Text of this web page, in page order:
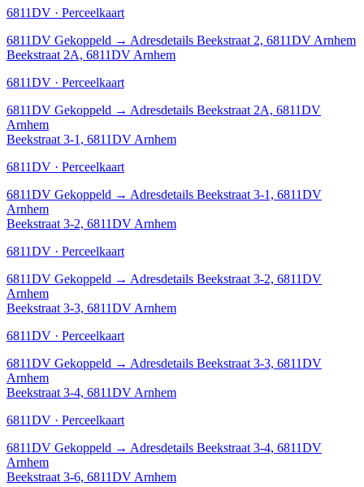
6811DV · Perceelkaart
6811DV Gekoppeld → Adresdetails Beekstraat 2, 6811DV Arnhem
Beekstraat 2A, 6811DV Arnhem
6811DV · Perceelkaart
6811DV Gekoppeld → Adresdetails Beekstraat 2A, 6811DV
Arnhem
Beekstraat 3-1, 6811DV Arnhem
6811DV · Perceelkaart
6811DV Gekoppeld → Adresdetails Beekstraat 3-1, 6811DV
Arnhem
Beekstraat 3-2, 6811DV Arnhem
6811DV · Perceelkaart
6811DV Gekoppeld → Adresdetails Beekstraat 3-2, 6811DV
Arnhem
Beekstraat 3-3, 6811DV Arnhem
6811DV · Perceelkaart
6811DV Gekoppeld → Adresdetails Beekstraat 3-3, 6811DV
Arnhem
Beekstraat 3-4, 6811DV Arnhem
6811DV · Perceelkaart
6811DV Gekoppeld → Adresdetails Beekstraat 3-4, 6811DV
Arnhem
Beekstraat 3-6, 6811DV Arnhem